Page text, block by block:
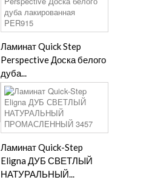
Ламинат Quick Step
Perspective Доска белого
дуба...
Ламинат Quick-Step
Eligna ДУБ СВЕТЛЫЙ
НАТУРАЛЬНЫЙ...